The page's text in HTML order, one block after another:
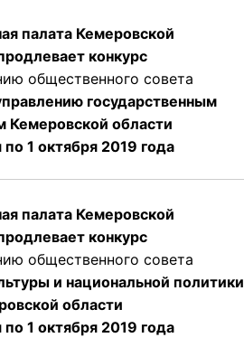
палата Кемеровской
конкурс
общественного совета
государственным
Кемеровской области
по 1 октября 2019 года
палата Кемеровской
конкурс
общественного совета
и национальной политики
области
по 1 октября 2019 года